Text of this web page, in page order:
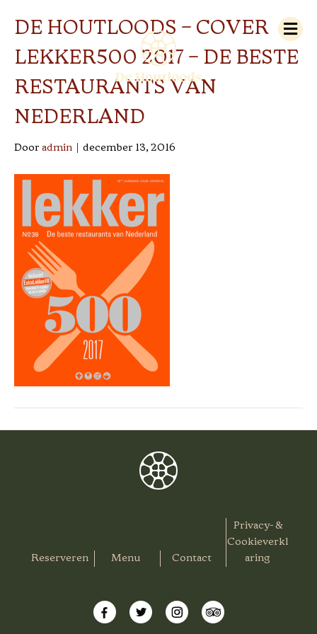
M
e
n
u
DE HOUTLOODS – COVER
LEKKER500 2017 – DE BESTE
RESTAURANTS VAN
NEDERLAND
Dooradmin december 13, 2016
Reserveren Menu Contact
Privacy- &
Cookieverkl
aring